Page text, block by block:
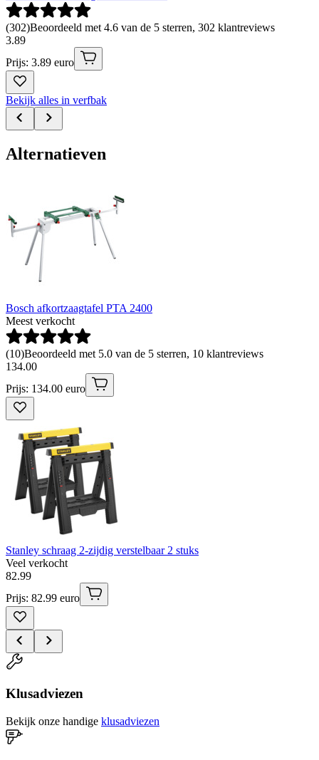
(302)Beoordeeld met 4.6 van de 5 sterren, 302 klantreviews
3.89
Prijs: 3.89 euro
Bekijk alles in verfbak
Alternatieven
Bosch afkortzaagtafel PTA 2400
Meest verkocht
(10)Beoordeeld met 5.0 van de 5 sterren, 10 klantreviews
134.00
Prijs: 134.00 euro
Stanley schraag 2-zijdig verstelbaar 2 stuks
Veel verkocht
82.99
Prijs: 82.99 euro
Klusadviezen
Bekijk onze handige klusadviezen